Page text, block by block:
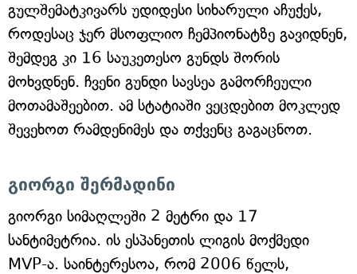
გულშემატკივარს უდიდესი სიხარული აჩუქეს,
როდესაც ჯერ მსოფლიო ჩემპიონატზე გავიდნენ,
შემდეგ კი 16 საუკეთესო გუნდს შორის
მოხვდნენ. ჩვენი გუნდი სავსეა გამორჩეული
მოთამაშეებით. ამ სტატიაში ვეცდებით მოკლედ
შევეხოთ რამდენიმეს და თქვენც გაგაცნოთ.
გიორგი შერმადინი
გიორგი სიმაღლეში 2 მეტრი და 17
სანტიმეტრია. ის ესპანეთის ლიგის მოქმედი
MVP-ა. საინტერესოა, რომ 2006 წელს,